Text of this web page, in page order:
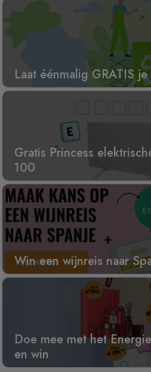
Laat éénmalig GRATIS
Gratis Princess
100
Win een wijnreis naar
Doe mee met het
en win